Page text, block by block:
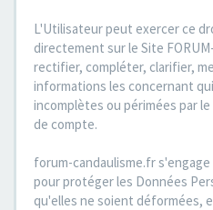
L'Utilisateur peut exercer ce
directement sur le Site
rectifier, compléter, clarifier,
informations les concernant
incomplètes ou périmées par
de compte.
forum-candaulisme.fr
pour protéger les Données
qu'elles ne soient déformées,